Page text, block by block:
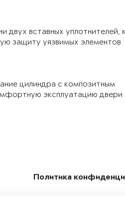
двух вставных уплотнителей,
защиту уязвимых элементов
цилиндра с композитным
эксплуатацию двери
Политика